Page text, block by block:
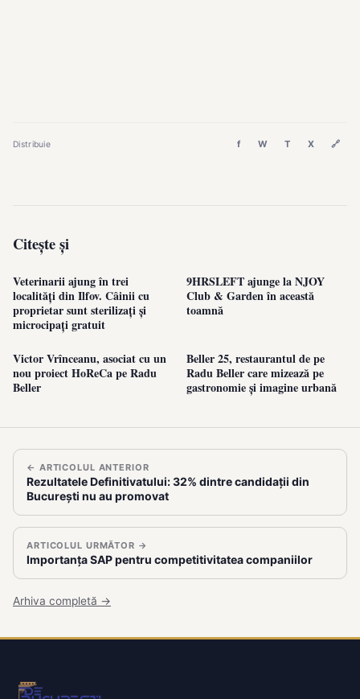
Distribuie f W T X 🔗
Citește și
Veterinarii ajung în trei
localități din Ilfov. Câinii cu
proprietar sunt sterilizați și
microcipați gratuit
9HRSLEFT ajunge la NJOY
Club & Garden în această
toamnă
Victor Vrînceanu, asociat cu un
nou proiect HoReCa pe Radu
Beller
Beller 25, restaurantul de pe
Radu Beller care mizează pe
gastronomie și imagine urbană
← ARTICOLUL ANTERIOR
Rezultatele Definitivatului: 32% dintre candidații din
București nu au promovat
ARTICOLUL URMĂTOR →
Importanța SAP pentru competitivitatea companiilor
Arhiva completă →